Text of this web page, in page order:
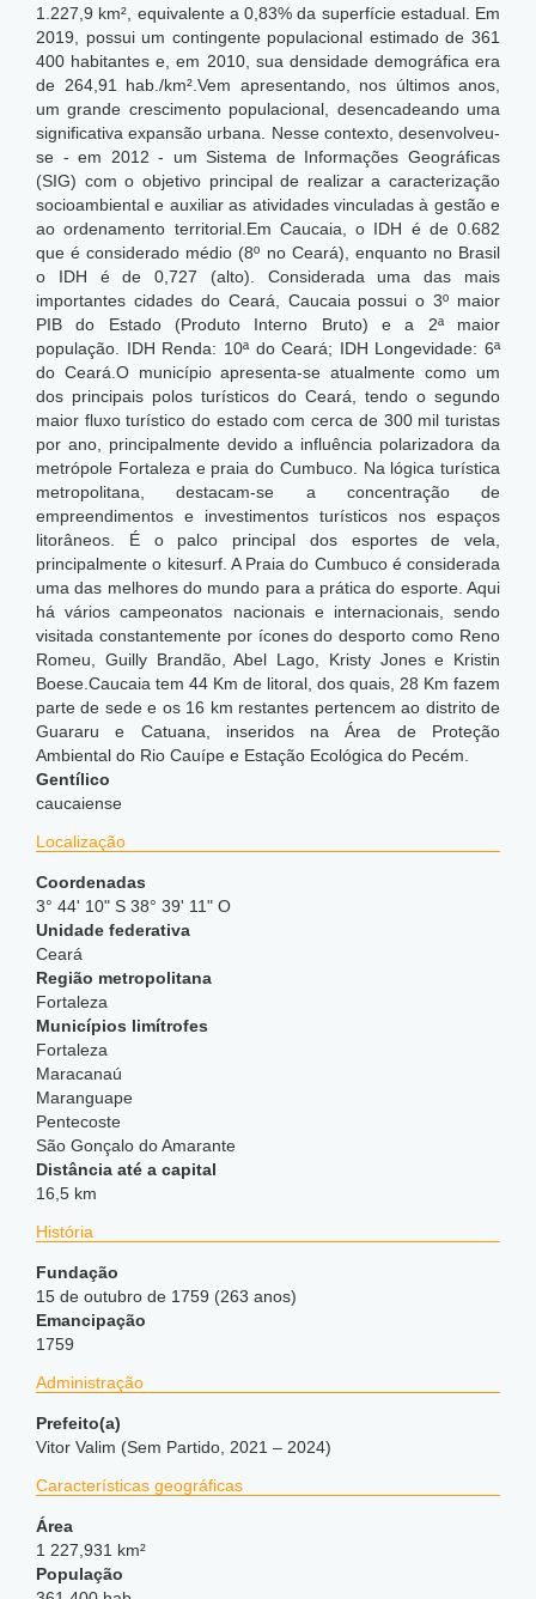
1.227,9 km², equivalente a 0,83% da superfície estadual. Em
2019, possui um contingente populacional estimado de 361
400 habitantes e, em 2010, sua densidade demográfica era
de 264,91 hab./km². Vem apresentando, nos últimos anos,
um grande crescimento populacional, desencadeando uma
significativa expansão urbana. Nesse contexto, desenvolveu-
se - em 2012 - um Sistema de Informações Geográficas
(SIG) com o objetivo principal de realizar a caracterização
socioambiental e auxiliar as atividades vinculadas à gestão e
ao ordenamento territorial. Em Caucaia, o IDH é de 0.682
que é considerado médio (8º no Ceará), enquanto no Brasil
o IDH é de 0,727 (alto). Considerada uma das mais
importantes cidades do Ceará, Caucaia possui o 3º maior
PIB do Estado (Produto Interno Bruto) e a 2ª maior
população. IDH Renda: 10ª do Ceará; IDH Longevidade: 6ª
do Ceará.O município apresenta-se atualmente como um
dos principais polos turísticos do Ceará, tendo o segundo
maior fluxo turístico do estado com cerca de 300 mil turistas
por ano, principalmente devido a influência polarizadora da
metrópole Fortaleza e praia do Cumbuco. Na lógica turística
metropolitana, destacam-se a concentração de
empreendimentos e investimentos turísticos nos espaços
litorâneos. É o palco principal dos esportes de vela,
principalmente o kitesurf. A Praia do Cumbuco é considerada
uma das melhores do mundo para a prática do esporte. Aqui
há vários campeonatos nacionais e internacionais, sendo
visitada constantemente por ícones do desporto como Reno
Romeu, Guilly Brandão, Abel Lago, Kristy Jones e Kristin
Boese.Caucaia tem 44 Km de litoral, dos quais, 28 Km fazem
parte de sede e os 16 km restantes pertencem ao distrito de
Guararu e Catuana, inseridos na Área de Proteção
Ambiental do Rio Cauípe e Estação Ecológica do Pecém.
Gentílico
caucaiense
Localização
Coordenadas
3° 44' 10" S 38° 39' 11" O
Unidade federativa
Ceará
Região metropolitana
Fortaleza
Municípios limítrofes
Fortaleza
Maracanaú
Maranguape
Pentecoste
São Gonçalo do Amarante
Distância até a capital
16,5 km
História
Fundação
15 de outubro de 1759 (263 anos)
Emancipação
1759
Administração
Prefeito(a)
Vitor Valim (Sem Partido, 2021 – 2024)
Características geográficas
Área
1 227,931 km²
População